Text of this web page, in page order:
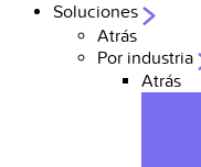
Soluciones
Atrás
Por industria
Atrás